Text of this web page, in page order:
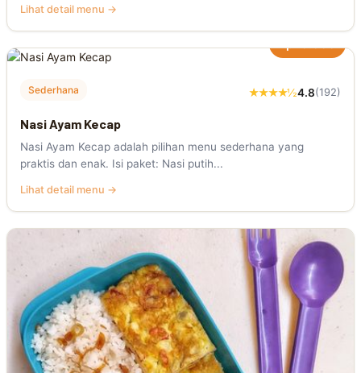
Lihat detail menu →
Sederhana ★★★★½4.8(192)
Nasi Ayam Kecap
Nasi Ayam Kecap adalah pilihan menu sederhana yang
praktis dan enak. Isi paket: Nasi putih...
Lihat detail menu →